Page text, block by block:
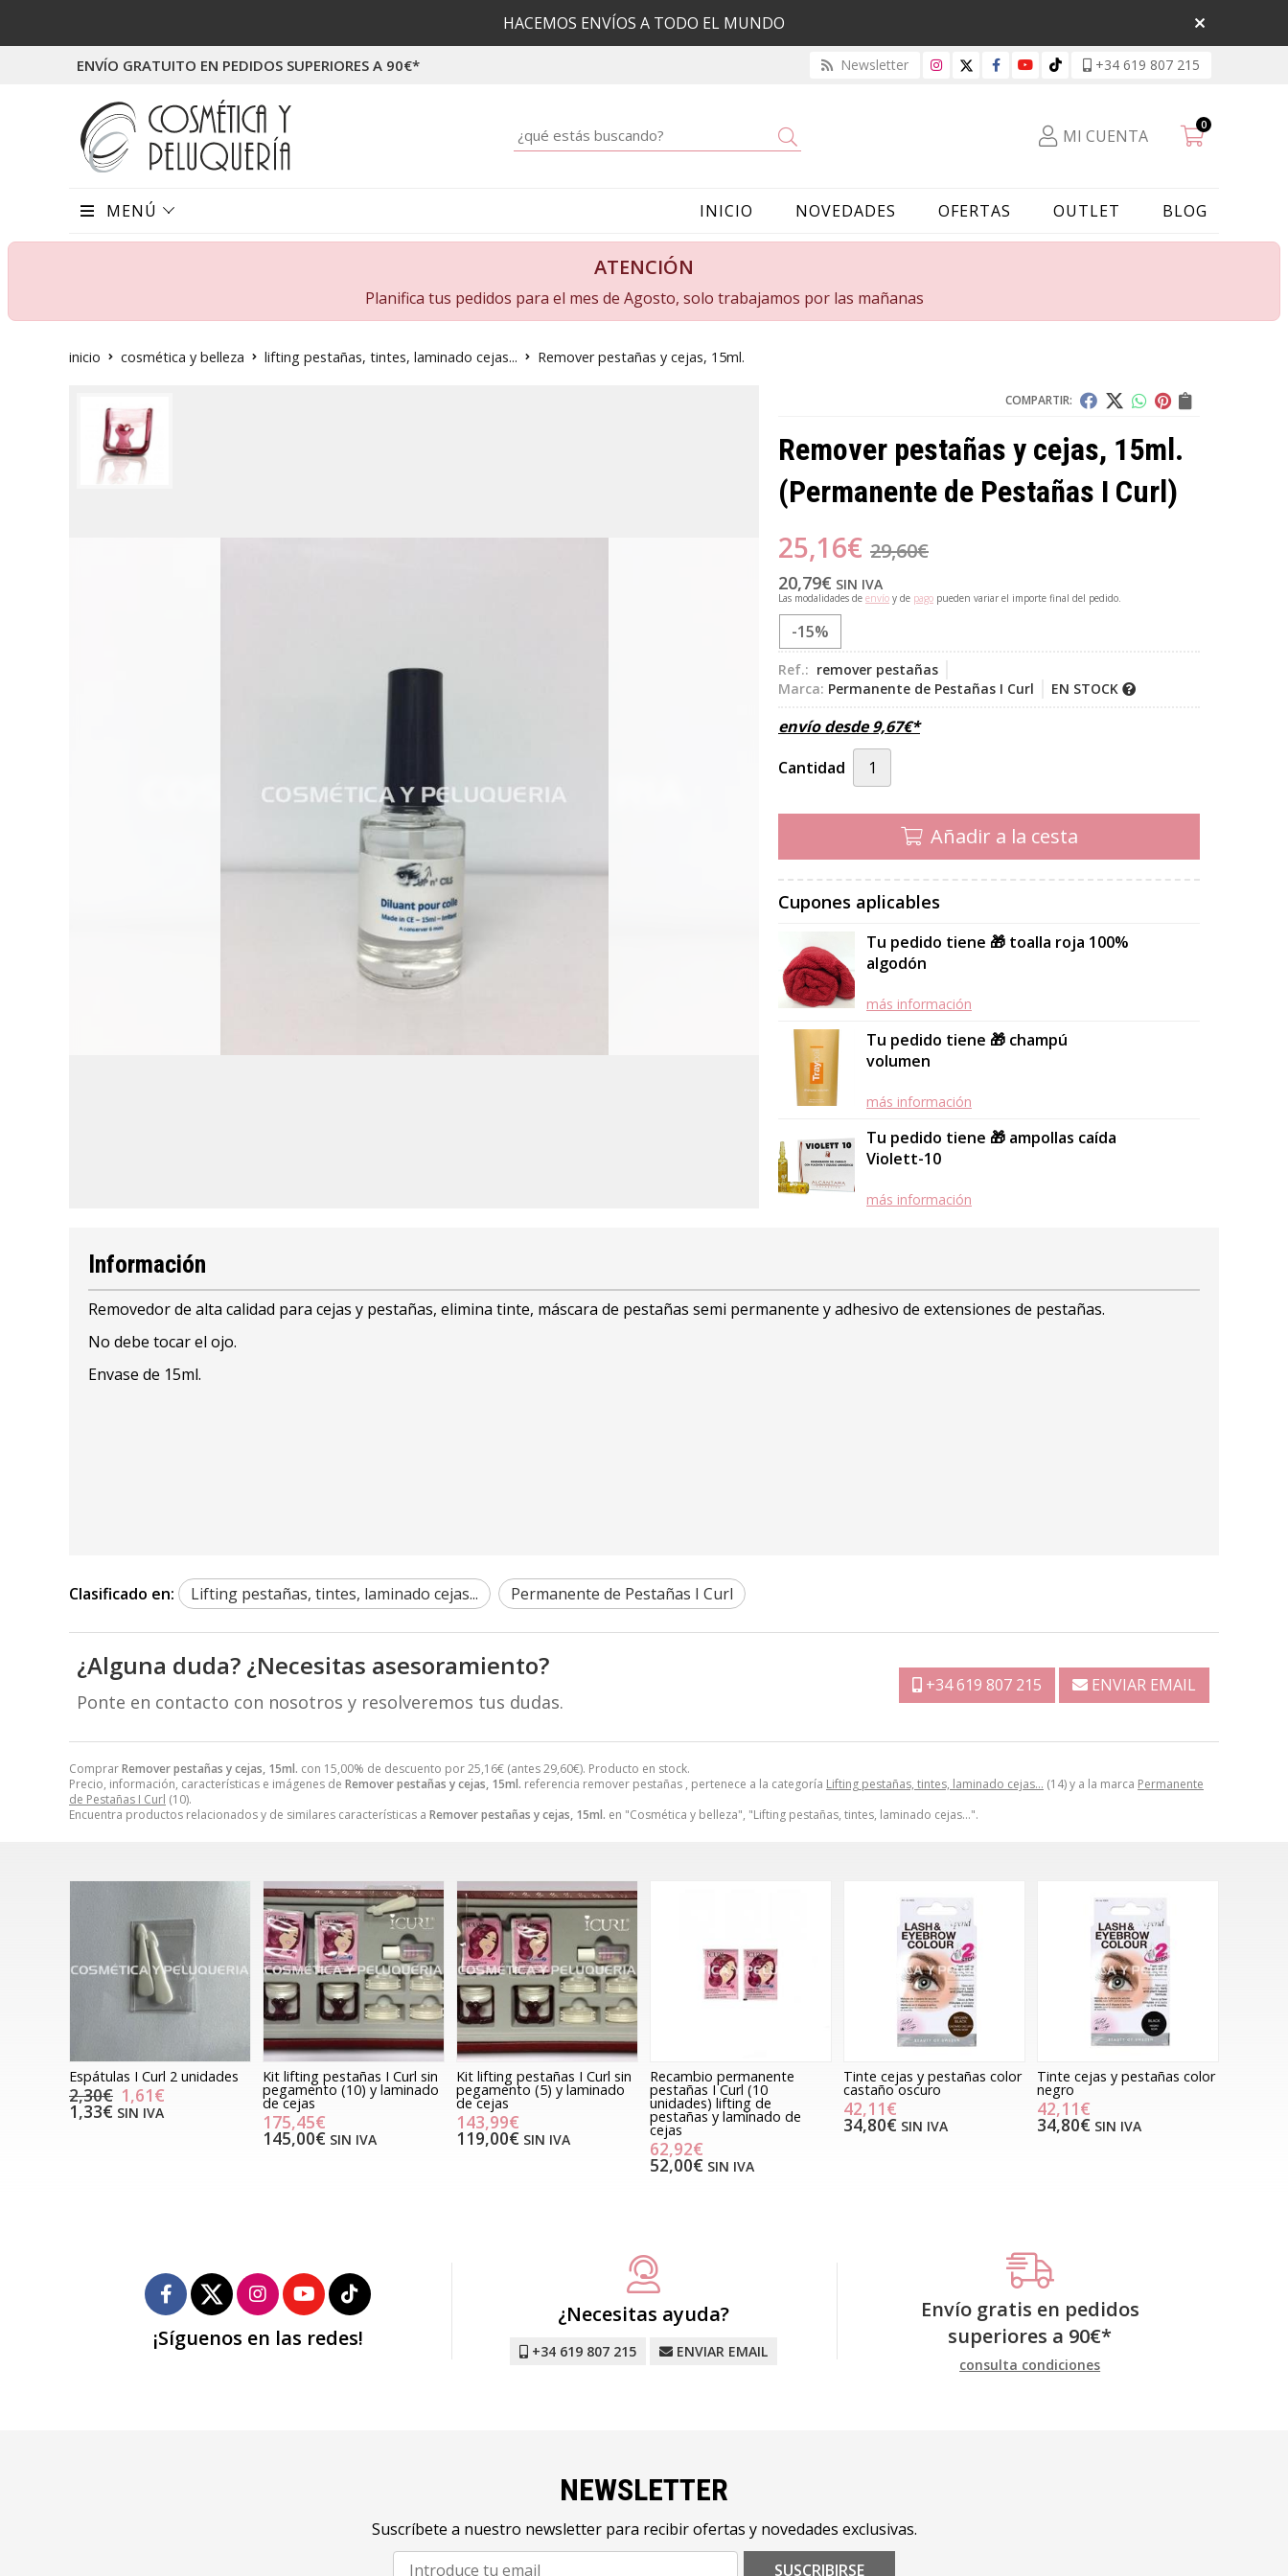
HACEMOS ENVÍOS A TODO EL MUNDO
ENVÍO GRATUITO EN PEDIDOS SUPERIORES A 90€* Newsletter +34 619 807 215
MI CUENTA
0
MENÚ INICIO NOVEDADES OFERTAS OUTLET BLOG
ATENCIÓN
Planifica tus pedidos para el mes de Agosto, solo trabajamos por las mañanas
inicio cosmética y belleza lifting pestañas, tintes, laminado cejas... Remover pestañas y cejas, 15ml.
COMPARTIR:
Remover pestañas y cejas, 15ml.
(Permanente de Pestañas I Curl)
25,16€ 29,60€
20,79€ SIN IVA
Las modalidades de envío y de pago pueden variar el importe final del pedido.
-15%
Ref.: remover pestañas
Marca: Permanente de Pestañas I Curl EN STOCK
envío desde9,67€*
Cantidad
Añadir a la cesta
Cupones aplicables
Tu pedido tiene 🎁 toalla roja 100%
algodón
más información
Tu pedido tiene 🎁 champú
volumen
más información
Tu pedido tiene 🎁 ampollas caída
Violett-10
más información
ComprarRemover pestañas y cejas, 15ml. con 15,00% de descuento por25,16€ (antes29,60€). Producto en stock.
Precio, información, características e imágenes de Remover pestañas y cejas, 15ml. referencia remover pestañas , pertenece a la categoría Lifting pestañas, tintes, laminado cejas... (14) y a la marca Permanente
de Pestañas I Curl (10).
Encuentra productos relacionados y de similares características a Remover pestañas y cejas, 15ml. en "Cosmética y belleza", "Lifting pestañas, tintes, laminado cejas...".
Información
Removedor de alta calidad para cejas y pestañas, elimina tinte, máscara de pestañas semi permanente y adhesivo de extensiones de pestañas.
No debe tocar el ojo.
Envase de 15ml.
Clasificado en: Lifting pestañas, tintes, laminado cejas... Permanente de Pestañas I Curl
¿Alguna duda? ¿Necesitas asesoramiento?
Ponte en contacto con nosotros y resolveremos tus dudas.
+34 619 807 215 ENVIAR EMAIL
Espátulas I Curl 2 unidades
2,30€ 1,61€
1,33€ SIN IVA
Kit lifting pestañas I Curl sin
pegamento (10) y laminado
de cejas
175,45€
145,00€ SIN IVA
Kit lifting pestañas I Curl sin
pegamento (5) y laminado
de cejas
143,99€
119,00€ SIN IVA
Recambio permanente
pestañas I Curl (10
unidades) lifting de
pestañas y laminado de
cejas
62,92€
52,00€ SIN IVA
Tinte cejas y pestañas color
castaño oscuro
42,11€
34,80€ SIN IVA
Tinte cejas y pestañas color
negro
42,11€
34,80€ SIN IVA
¡Síguenos en las redes!
¿Necesitas ayuda?
+34 619 807 215 ENVIAR EMAIL
Envío gratis en pedidos
superiores a 90€*
consulta condiciones
NEWSLETTER
Suscríbete a nuestro newsletter para recibir ofertas y novedades exclusivas.
SUSCRIBIRSE